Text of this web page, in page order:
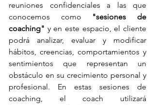
reuniones confidenciales a las que
conocemos como "sesiones de
coaching" y en este espacio, el cliente
podrá analizar, evaluar y modificar
hábitos, creencias, comportamientos y
sentimientos que representan un
obstáculo en su crecimiento personal y
profesional. En estas sesiones de
coaching, el coach utilizará